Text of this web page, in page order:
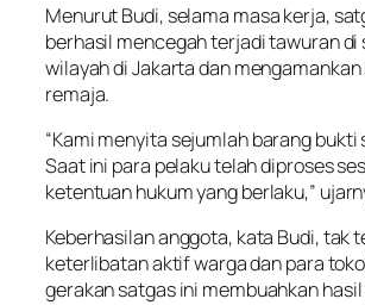
Menurut Budi, selama masa kerja,
berhasil mencegah terjadi tawuran di
wilayah di Jakarta dan
remaja.
“Kami menyita sejumlah barang
Saat ini para pelaku telah diproses
ketentuan hukum yang berlaku,”
Keberhasilan anggota, kata Budi, tak
keterlibatan aktif warga dan para
gerakan satgas ini membuahkan